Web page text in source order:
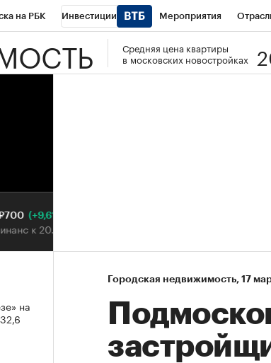
на РБК Инвестиции Мероприятия
Спорт Школа управления РБК РБК Образование
Средняя цена квартиры
в московских новостройках
Городская недвижимость⁠, 17
(+9,61%)
к 20.07.27
на